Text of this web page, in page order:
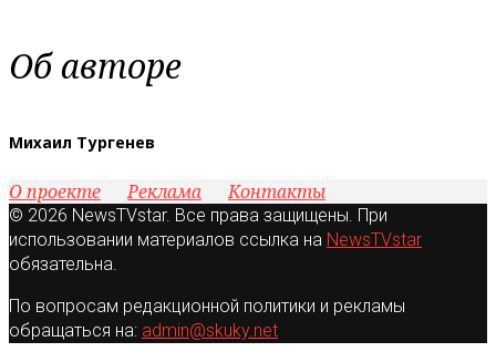
Об авторе
Михаил Тургенев
О проекте Реклама Контакты
© 2026 NewsTVstar. Все права защищены. При
использовании материалов ссылка на NewsTVstar
обязательна.
По вопросам редакционной политики и рекламы
обращаться на: admin@skuky.net